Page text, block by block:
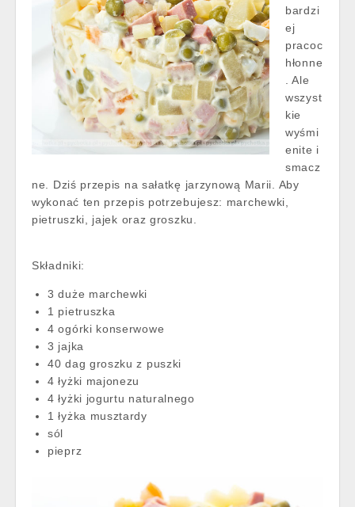
bardzi
ej
pracoc
hłonne
. Ale
wszyst
kie
wyśmi
enite i
smacz
ne. Dziś przepis na sałatkę jarzynową Marii. Aby
wykonać ten przepis potrzebujesz: marchewki,
pietruszki, jajek oraz groszku.
Składniki:
3 duże marchewki
1 pietruszka
4 ogórki konserwowe
3 jajka
40 dag groszku z puszki
4 łyżki majonezu
4 łyżki jogurtu naturalnego
1 łyżka musztardy
sól
pieprz